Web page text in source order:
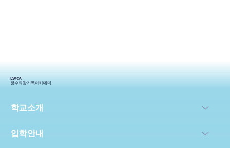
LWCA
생수의강기독아카데미
학교소개
입학안내